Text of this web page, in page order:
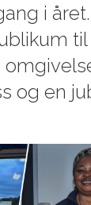
i året.
til
og en